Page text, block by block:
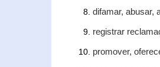
difamar, abusar,
registrar
promover,